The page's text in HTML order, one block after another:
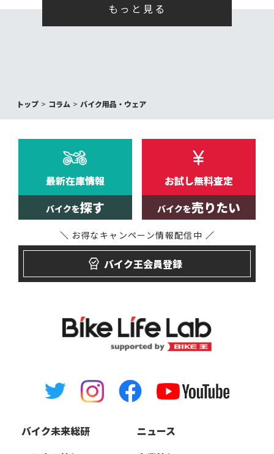
もっと見る
トップ コラム バイク用品・ウェア
最新在庫情報
バイクを探す
お試し無料査定
バイクを売りたい
バイク王会員登録
お得なキャンペーン情報配信中
バイク未来総研
ニュース